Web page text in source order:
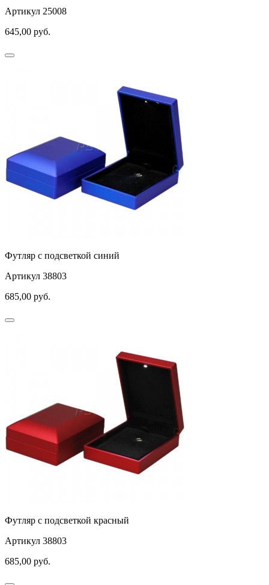
Артикул 25008
645,00 руб.
Футляр с подсветкой синий
Артикул 38803
685,00 руб.
Футляр с подсветкой красный
Артикул 38803
685,00 руб.